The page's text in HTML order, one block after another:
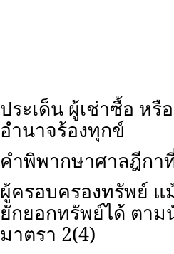
ประเด็น ผู้เช่าซื้อ ห
อำนาจร้องทุกข์
คำพิพากษาศาลฎีกา
ผู้ครอบครองทรัพย์ แ
ยักยอกทรัพย์ได้ ตา
มาตรา 2(4)